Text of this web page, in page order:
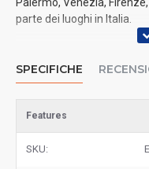
parte dei luoghi in Italia.
SPECIFICHE
Features
SKU: